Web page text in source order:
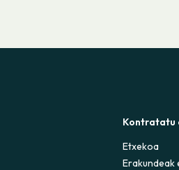
Kontratatu
Etxekoa
Erakundeak